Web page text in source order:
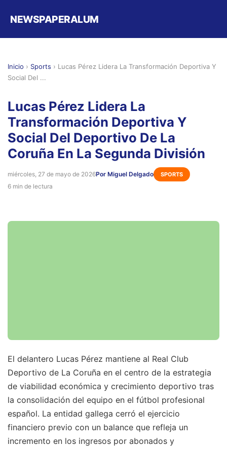
NEWSPAPERALUM
Inicio › Sports › Lucas Pérez Lidera La Transformación Deportiva Y
Social Del ...
Lucas Pérez Lidera La
Transformación Deportiva Y
Social Del Deportivo De La
Coruña En La Segunda División
miércoles, 27 de mayo de 2026Por Miguel Delgado SPORTS
6 min de lectura
El delantero Lucas Pérez mantiene al Real Club
Deportivo de La Coruña en el centro de la estrategia
de viabilidad económica y crecimiento deportivo tras
la consolidación del equipo en el fútbol profesional
español. La entidad gallega cerró el ejercicio
financiero previo con un balance que refleja un
incremento en los ingresos por abonados y